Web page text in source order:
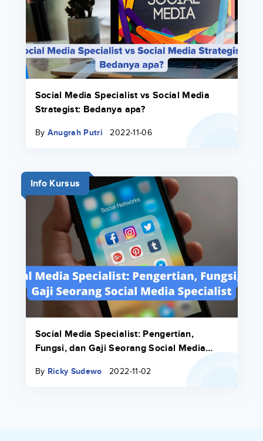
Social Media Specialist vs Social Media
Strategist: Bedanya apa?
By Anugrah Putri 2022-11-06
Info Kursus
Social Media Specialist: Pengertian,
Fungsi, dan Gaji Seorang Social Media
By Ricky Sudewo 2022-11-02